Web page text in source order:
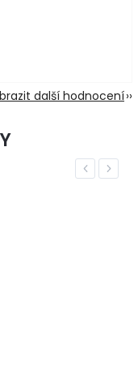
další hodnocení
Previous
Next